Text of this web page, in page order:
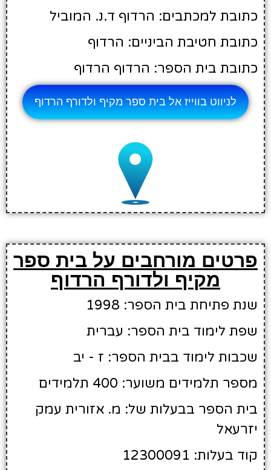
כתובת למכתבים: הרדוף ד.נ. המוביל
כתובת חטיבת הביניים: הרדוף
כתובת בית הספר: הרדוף הרדוף
לניווט בווייז אל בית ספר מקיף ולדורף הרדוף
פרטים מורחבים על בית ספר
מקיף ולדורף הרדוף
שנת פתיחת בית הספר: 1998
שפת לימוד בית הספר: עברית
שכבות לימוד בבית הספר: ז - יב
מספר תלמידים משוער: 400 תלמידים
בית הספר בבעלות של: מ. אזורית עמק
יזרעאל
קוד בעלות: 12300091